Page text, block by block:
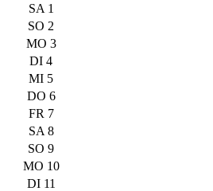
SA 1
SO 2
MO 3
DI 4
MI 5
DO 6
FR 7
SA 8
SO 9
MO 10
DI 11